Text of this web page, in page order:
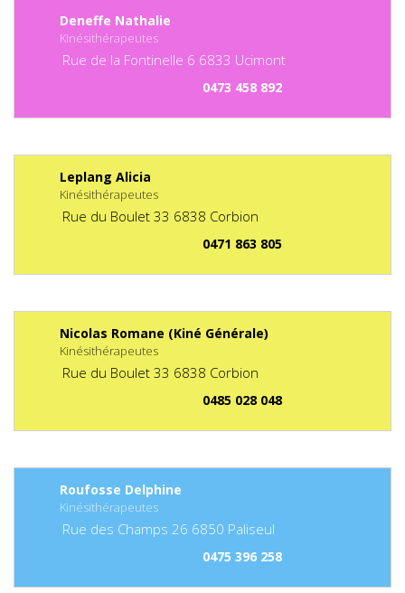
Deneffe Nathalie
Kinésithérapeutes
Rue de la Fontinelle 6 6833 Ucimont
0473 458 892
Leplang Alicia
Kinésithérapeutes
Rue du Boulet 33 6838 Corbion
0471 863 805
Nicolas Romane (Kiné Générale)
Kinésithérapeutes
Rue du Boulet 33 6838 Corbion
0485 028 048
Roufosse Delphine
Kinésithérapeutes
Rue des Champs 26 6850 Paliseul
0475 396 258